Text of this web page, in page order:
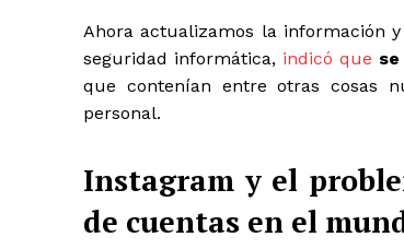
Ahora actualizamos la información
seguridad informática, indicó que
que contenían entre otras cosas
personal.
Instagram y el
de cuentas en el